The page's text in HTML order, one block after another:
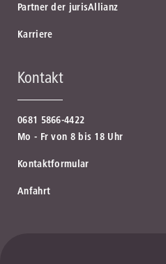
Partner der jurisAllianz
Karriere
Kontakt
0681 5866-4422
Mo - Fr von 8 bis 18 Uhr
Kontaktformular
Anfahrt